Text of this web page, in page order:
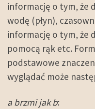
informację o tym, że
wodę (płyn),
informację o tym, że
pomocą rąk etc.
podstawowe
wyglądać może
a brzmi jak b: